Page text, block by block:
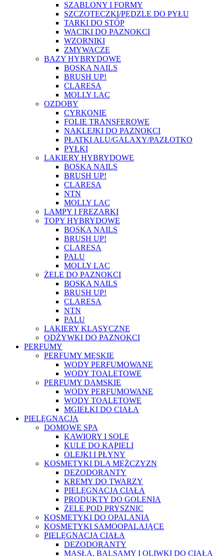
SZABLONY I FORMY
SZCZOTECZKI/PĘDZLE DO PYŁU
TARKI DO STÓP
WACIKI DO PAZNOKCI
WZORNIKI
ZMYWACZE
BAZY HYBRYDOWE
BOSKA NAILS
BRUSH UP!
CLARESA
MOLLY LAC
OZDOBY
CYRKONIE
FOLIE TRANSFEROWE
NAKLEJKI DO PAZNOKCI
PŁATKI ALU/GALAXY/PAZŁOTKO
PYŁKI
LAKIERY HYBRYDOWE
BOSKA NAILS
BRUSH UP!
CLARESA
NTN
MOLLY LAC
LAMPY I FREZARKI
TOPY HYBRYDOWE
BOSKA NAILS
BRUSH UP!
CLARESA
PALU
MOLLY LAC
ŻELE DO PAZNOKCI
BOSKA NAILS
BRUSH UP!
CLARESA
NTN
PALU
LAKIERY KLASYCZNE
ODŻYWKI DO PAZNOKCI
PERFUMY
PERFUMY MĘSKIE
WODY PERFUMOWANE
WODY TOALETOWE
PERFUMY DAMSKIE
WODY PERFUMOWANE
WODY TOALETOWE
MGIEŁKI DO CIAŁA
PIELĘGNACJA
DOMOWE SPA
KAWIORY I SOLE
KULE DO KĄPIELI
OLEJKI I PŁYNY
KOSMETYKI DLA MĘŻCZYZN
DEZODORANTY
KREMY DO TWARZY
PIELĘGNACJA CIAŁA
PRODUKTY DO GOLENIA
ŻELE POD PRYSZNIC
KOSMETYKI DO OPALANIA
KOSMETYKI SAMOOPALAJĄCE
PIELĘGNACJA CIAŁA
DEZODORANTY
MASŁA, BALSAMY I OLIWKI DO CIAŁA